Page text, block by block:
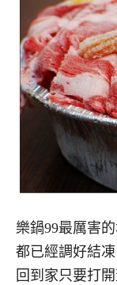
樂鍋99最厲害
都已經調好結凍
回到家只要打